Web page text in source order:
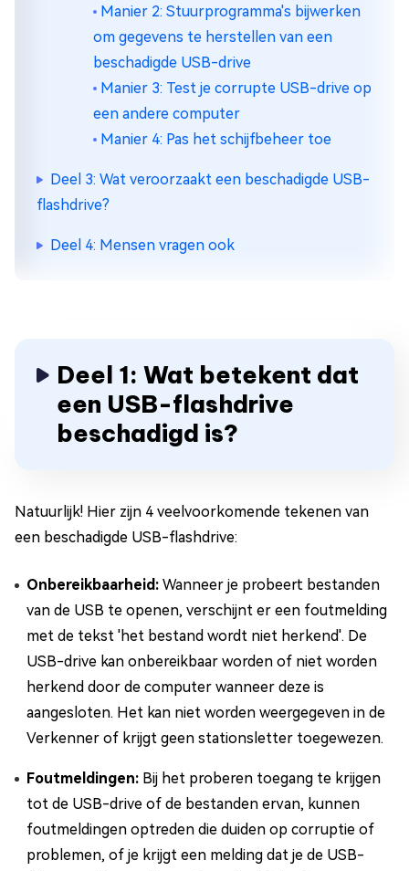
Manier 2: Stuurprogramma's bijwerken
om gegevens te herstellen van een
beschadigde USB-drive
Manier 3: Test je corrupte USB-drive op
een andere computer
Manier 4: Pas het schijfbeheer toe
Deel 3: Wat veroorzaakt een beschadigde USB-
flashdrive?
Deel 4: Mensen vragen ook
Deel 1: Wat betekent dat
een USB-flashdrive
beschadigd is?
Natuurlijk! Hier zijn 4 veelvoorkomende tekenen van
een beschadigde USB-flashdrive:
Onbereikbaarheid: Wanneer je probeert bestanden
van de USB te openen, verschijnt er een foutmelding
met de tekst 'het bestand wordt niet herkend'. De
USB-drive kan onbereikbaar worden of niet worden
herkend door de computer wanneer deze is
aangesloten. Het kan niet worden weergegeven in de
Verkenner of krijgt geen stationsletter toegewezen.
Foutmeldingen: Bij het proberen toegang te krijgen
tot de USB-drive of de bestanden ervan, kunnen
foutmeldingen optreden die duiden op corruptie of
problemen, of je krijgt een melding dat je de USB-